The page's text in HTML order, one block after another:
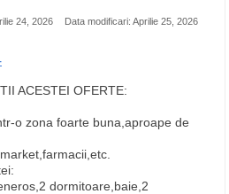
24, 2026 Data modificari: Aprilie 25, 2026
ACESTEI OFERTE:
o zona foarte buna,aproape de
dormitoare,baie,2